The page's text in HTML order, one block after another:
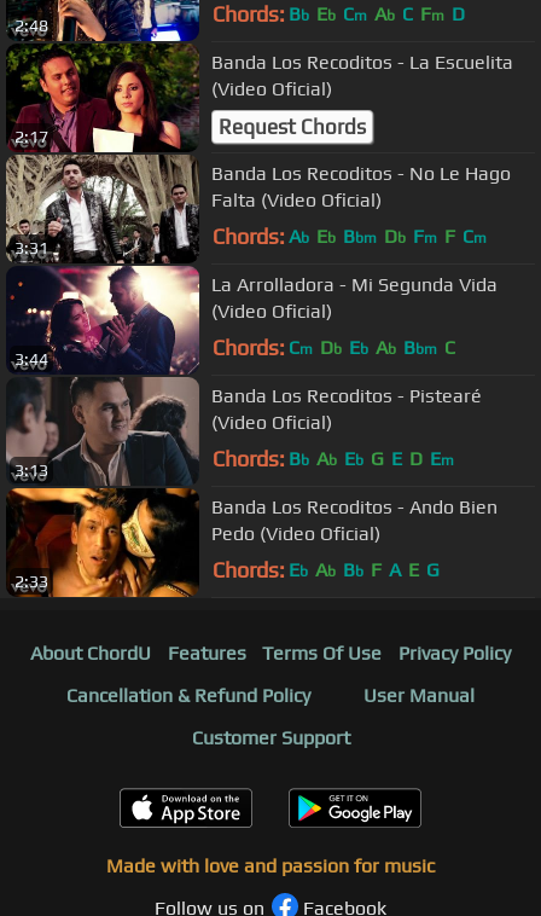
2:48 Chords: Bb Eb Cm Ab C Fm D
2:17
Banda Los Recoditos - La Escuelita
(Video Oficial)
Request Chords
3:31
Banda Los Recoditos - No Le Hago
Falta (Video Oficial)
Chords: Ab Eb Bbm Db Fm F Cm
3:44
La Arrolladora - Mi Segunda Vida
(Video Oficial)
Chords: Cm Db Eb Ab Bbm C
3:13
Banda Los Recoditos - Pistearé
(Video Oficial)
Chords: Bb Ab Eb G E D Em
2:33
Banda Los Recoditos - Ando Bien
Pedo (Video Oficial)
Chords: Eb Ab Bb F A E G
About ChordU Features Terms Of Use
Privacy Policy
Cancellation & Refund Policy
User Manual
Customer Support
Made with love and passion for music
Follow us on
Facebook